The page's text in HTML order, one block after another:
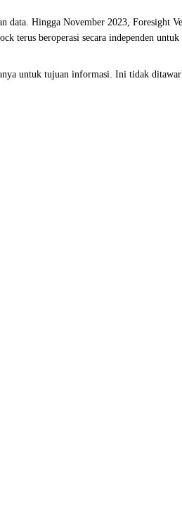
Hingga November 2023, Foresight
terus beroperasi secara independen
untuk tujuan informasi. Ini tidak